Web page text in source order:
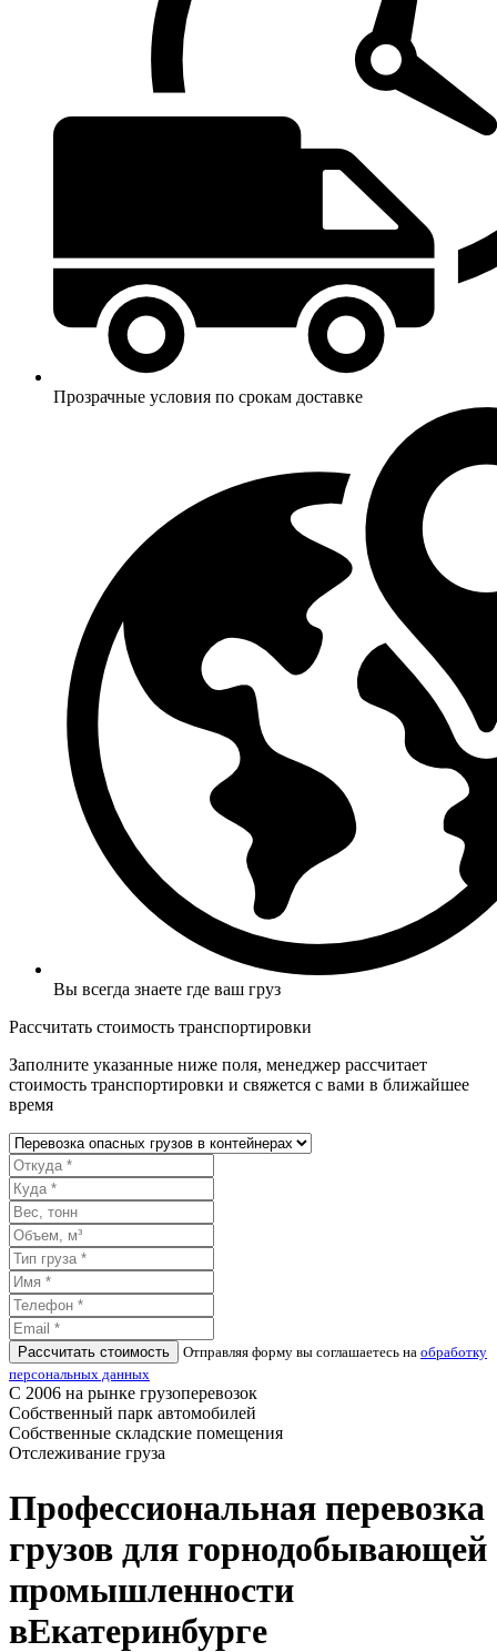
Прозрачные условия по срокам доставке
Вы всегда знаете где ваш груз
Рассчитать стоимость транспортировки
Заполните указанные ниже поля, менеджер рассчитает
стоимость транспортировки и свяжется с вами в ближайшее
время
Рассчитать стоимость Отправляя форму вы соглашаетесь на обработку
персональных данных
С 2006 на рынке грузоперевозок
Собственный парк автомобилей
Собственные складские помещения
Отслеживание груза
Профессиональная перевозка
грузов для горнодобывающей
промышленности
вЕкатеринбурге